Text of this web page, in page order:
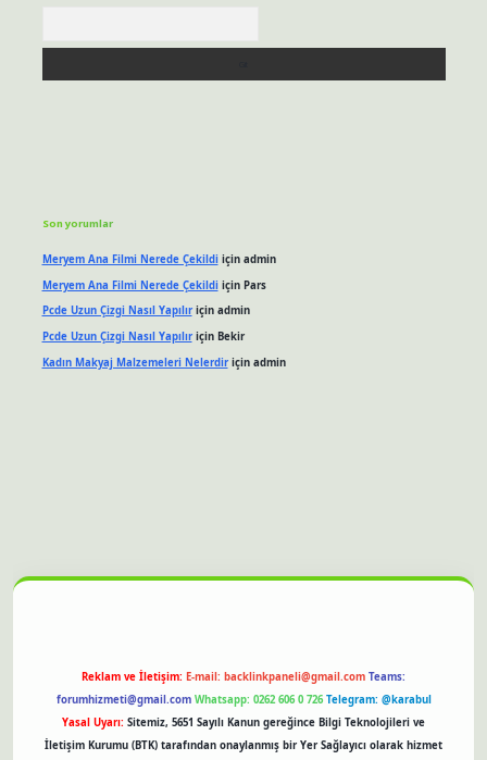
Son yorumlar
Meryem Ana Filmi Nerede Çekildiiçin admin
Meryem Ana Filmi Nerede Çekildiiçin Pars
Pcde Uzun Çizgi Nasıl Yapılıriçin admin
Pcde Uzun Çizgi Nasıl Yapılıriçin Bekir
Kadın Makyaj Malzemeleri Nelerdiriçin admin
Reklam ve İletişim: E-mail: backlinkpaneli@gmail.com Teams:
forumhizmeti@gmail.com Whatsapp: 0262 606 0 726 Telegram: @karabul
Yasal Uyarı: Sitemiz, 5651 Sayılı Kanun gereğince Bilgi Teknolojileri ve
İletişim Kurumu (BTK) tarafından onaylanmış bir Yer Sağlayıcı olarak hizmet